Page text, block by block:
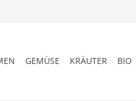
GEMÜSE KRÄUTER BIO